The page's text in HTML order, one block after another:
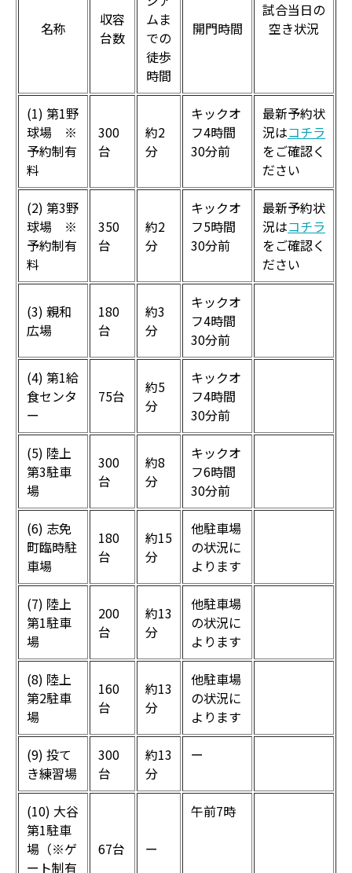
名称
収容
台数
ムま
での
徒歩
時間
開門時間
試合当日の
空き状況
(1) 第1野
球場 ※
予約制有
料
300
台
約2
分
キックオ
フ4時間
30分前
最新予約状
況はコチラ
をご確認く
ださい
(2) 第3野
球場 ※
予約制有
料
350
台
約2
分
キックオ
フ5時間
30分前
最新予約状
況はコチラ
をご確認く
ださい
(3) 親和
広場
180
台
約3
分
キックオ
フ4時間
30分前
(4) 第1給
食センタ
ー
75台
約5
分
キックオ
フ4時間
30分前
(5) 陸上
第3駐車
場
300
台
約8
分
キックオ
フ6時間
30分前
(6) 志免
町臨時駐
車場
180
台
約15
分
他駐車場
の状況に
よります
(7) 陸上
第1駐車
場
200
台
約13
分
他駐車場
の状況に
よります
(8) 陸上
第2駐車
場
160
台
約13
分
他駐車場
の状況に
よります
(9) 投て
き練習場
300
台
約13
分
ー
(10) 大谷
第1駐車
場（※ゲ
ート制有
67台 ー
午前7時